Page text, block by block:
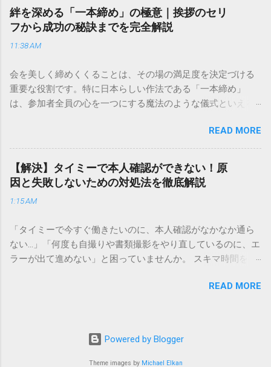
向けの宅配サービスも非常に充実しています。大切なのは、
目的に合わせた適切な連絡先を選ぶことです。この記事で
は、荷物の追跡確認から営業所への電話連絡、再配達の依頼
手順まで、初めての方でも迷わずに解決できる方法を詳しく
本全国に広範なネットワークを持つ大手運送会社です。特に
重量物や大型の荷物、そして企業間の輸送において圧倒的な
実績を誇ります。 個人で利用する場合、他の宅配業者と少し
いう特徴があります。地域に密着した各拠点が配送をコント
ロールしているため、現場の状況に合わせた柔軟な相談がし
やすいのがメリットです。まずは、今抱えている悩みがどの
サービスで解決できるかを確認していきましょう。 1. 荷物の
るのが最も効率的です。現在の荷物がいったいどこにあるの
か、いつ届く予定なのかは、お手元の番号一つで判明しま
す。 伝票番号（お問い合わせ番号）を準備する : 送り状（伝
票）の控えに記載されている、数字の並びを確認してくださ
い。これが荷物の識別番号になります。 確認できる内容 : 集
め、電話がつながるのを待つ必要がありません。 スマートフ
絆を深める「一本締め」の極意｜挨拶のセリ
フから成功の秘訣までを完全解説
11:38 AM
会を美しく締めくくることは、その場の満足度を決定づける
重要な役割です。特に日本らしい作法である「一本締め」
は、参加者全員の心を一つにする魔法のような儀式といえる
「手拍子のリズムに自信がない」と不安を感じる方も多いは
ずです。この記事では、ビジネスからカジュアルな集まりま
で、どのような場面でも堂々と立ち振る舞えるための「一本
締め」の作法を、基礎知識から具体的なセリフ例まで丁寧に
解説します。 一本締めとは？その本質と効果 一本締めは、単
に手を叩いて終わらせる作業ではありません。その時間、そ
て刻み込む伝統的な儀礼です。 一本締めがもたらすポジティ
ブな効果 一体感の創出 参加者全員が一斉に同じリズムを刻む
ことで、集団としての連帯感が生まれます。 心地よい終幕
韻を大切にしながら、すっきりと解散することができます。
「一本締め」と「一丁締め」の違い 一般的に「パン！パン！
るものを一本締めと呼びますが、一部の地域や習慣ではこれ
READ MORE
【解決】タイミーで本人確認ができない！原
因と失敗しないための対処法を徹底解説
1:15 AM
「タイミーで今すぐ働きたいのに、本人確認がなかなか通ら
ない…」「何度も自撮りや書類撮影をやり直しているのに、エ
ラーが出て進めない」と困っていませんか。 スキマ時間を有
賢い働き方に欠かせないツールです。しかし、その最初の壁
という、もったいない状況になってしまいます。 実は、タイ
ミーの本人確認で失敗する原因の多くは、非常にシンプル
で、ちょっとしたコツを知るだけで解決できるものばかりで
READ MORE
Powered by Blogger
Theme images by Michael Elkan